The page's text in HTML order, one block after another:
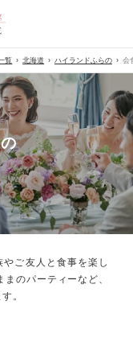
覧 北海道 ハイランドふらの 会
やご友人と食事を楽し
のパーティーなど、
。